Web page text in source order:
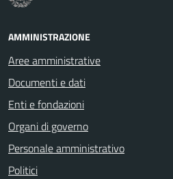
AMMINISTRAZIONE
Aree amministrative
Documenti e dati
Enti e fondazioni
Organi di governo
Personale amministrativo
Politici